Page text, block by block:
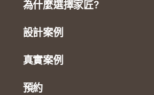
為什麼選擇家匠?
設計案例
真實案例
預約